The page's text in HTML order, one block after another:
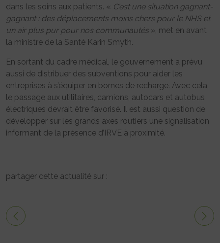
dans les soins aux patients. « C’est une situation gagnant-
gagnant : des déplacements moins chers pour le NHS et
un air plus pur pour nos communautés», met en avant
la ministre de la Santé Karin Smyth.
En sortant du cadre médical, le gouvernement a prévu
aussi de distribuer des subventions pour aider les
entreprises à s’équiper en bornes de recharge. Avec cela,
le passage aux utilitaires, camions, autocars et autobus
électriques devrait être favorisé. Il est aussi question de
développer sur les grands axes routiers une signalisation
informant de la présence d’IRVE à proximité.
partager cette actualité sur :